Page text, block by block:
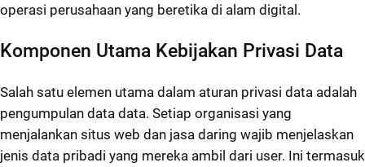
operasi perusahaan yang beretika di alam digital.
Komponen Utama Kebijakan Privasi Data
Salah satu elemen utama dalam aturan privasi data adalah
pengumpulan data data. Setiap organisasi yang
menjalankan situs web dan jasa daring wajib menjelaskan
jenis data pribadi yang mereka ambil dari user. Ini termasuk